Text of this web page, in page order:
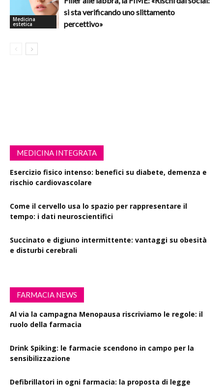
Medicina
estetica
si sta verificando uno slittamento
percettivo»
MEDICINA INTEGRATA
Esercizio fisico intenso: benefici su diabete, demenza e
rischio cardiovascolare
Come il cervello usa lo spazio per rappresentare il
tempo: i dati neuroscientifici
Succinato e digiuno intermittente: vantaggi su obesità
e disturbi cerebrali
FARMACIA NEWS
Al via la campagna Menopausa riscriviamo le regole: il
ruolo della farmacia
Drink Spiking: le farmacie scendono in campo per la
sensibilizzazione
Defibrillatori in ogni farmacia: la proposta di legge